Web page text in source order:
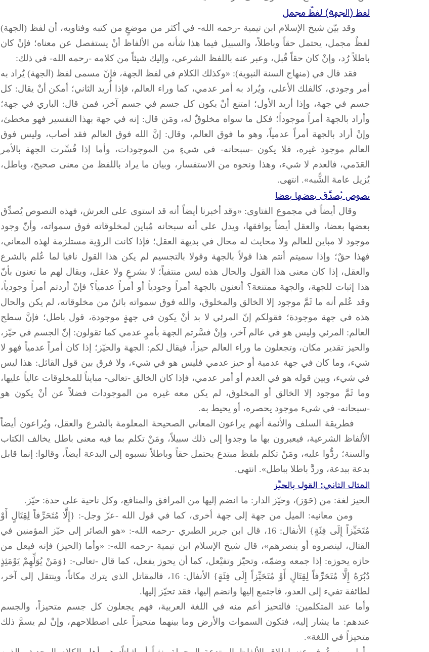
لفظ (الجهة) لفظٌ مجمل
وقد بيّن شيخ الإسلام ابن تيمية -رحمه الله- في أكثر من موضعٍ من كتبه وفتاويه، أن لفظ (الجهة)
لفظٌ مجمل، يحتمل حقاً وباطلاً، والسبيل فيما هذا شأنه من الألفاظ أنْ يستفصل عن معناه؛ فإنْ كان
باطلاً رُد، وإنْ كان حقاً قُبل، وعبر عنه باللفظ الشرعي، وإليك شيئاً من كلامه -رحمه الله- في ذلك:
فقد قال في (منهاج السنة النبوية): «وكذلك الكلام في لفظ الجهة، فإنّ مسمى لفظ (الجهة) يُراد به
أمر وجودي، كالفلك الأعلى، ويُراد به أمر عدمي، كما وراء العالم، فإذا أُريد الثاني؛ أمكن أنْ يقال: كل
جسم في جهة، وإذا أريد الأول؛ امتنع أنْ يكون كل جسم في جسم آخر، فمن قال: الباري في جهة؛
وأراد بالجهة أمراً موجوداً؛ فكل ما سواه مخلوقٌ له، ومَن قال: إنه في جهة بهذا التفسير فهو مخطئ،
وإنْ أراد بالجهة أمراً عدمياً، وهو ما فوق العالم، وقال: إنَّ الله فوق العالم فقد أصاب، وليس فوق
العالم موجود غيره، فلا يكون -سبحانه- في شيءٍ من الموجودات، وأما إذا فُسِّرت الجهة بالأمر
العَدَمي، فالعدم لا شيء، وهذا ونحوه من الاستفسار، وبيان ما يراد باللفظ من معنى صحيح، وباطل،
يُزيل عامة الشًّبه». انتهى.
نصوص يُصدِّق بعضها بعضا
وقال أيضاً في مجموع الفتاوى: «وقد أخبرنا أيضاً أنه قد استوى على العرش، فهذه النصوص يُصدِّق
بعضها بعضا، والعقل أيضاً يوافقها، ويدل على أنه سبحانه مُباين لمخلوقاته فوق سمواته، وأنّ وجود
موجود لا مباين للعالم ولا محايث له محال في بديهة العقل؛ فإذا كانت الرؤية مستلزمة لهذه المعاني،
فهذا حقٌ؛ وإذا سميتم أنتم هذا قولاً بالجهة وقولا بالتجسيم لم يكن هذا القول نافيا لما عُلم بالشرع
والعقل، إذا كان معنى هذا القول والحال هذه ليس منتفياً؛ لا بشرعٍ ولا عقل، ويقال لهم ما تعنون بأنّ
هذا إثبات للجهة، والجهة ممتنعة؟ أتعنون بالجهة أمراً وجودياً أو أمراً عدمياً؟ فإنْ أردتم أمراً وجودياً،
وقد عُلم أنه ما ثَمَّ موجود إلا الخالق والمخلوق، والله فوق سمواته بائنٌ من مخلوقاته، لم يكن والحال
هذه في جهة موجودة؛ فقولكم إنّ المرئي لا بد أنْ يكون في جهةٍ موجودة، قول باطل؛ فإنَّ سطح
العالم: المرئي وليس هو في عالم آخر، وإنْ فسَّرتم الجهة بأمرٍ عدمي كما تقولون: إنّ الجسم في حيّز،
والحيز تقدير مكان، وتجعلون ما وراء العالم حيزاً، فيقال لكم: الجهة والحيّز؛ إذا كان أمراً عدمياً فهو لا
شيء، وما كان في جهة عدمية أو حيز عدمي فليس هو في شيء، ولا فرق بين قول القائل: هذا ليس
في شيء، وبين قوله هو في العدم أو أمر عدمي، فإذا كان الخالق -تعالى- مبايناً للمخلوقات عالياً عليها،
وما ثَمَّ موجود إلا الخالق أو المخلوق، لم يكن معه غيره من الموجودات فضلاً عن أنْ يكون هو
-سبحانه- في شيء موجود يحصره، أو يحيط به.
فطريقة السلف والأئمة أنهم يراعون المعاني الصحيحة المعلومة بالشرع والعقل، ويُراعون أيضاً
الألفاظ الشرعية، فيعبرون بها ما وجدوا إلى ذلك سبيلاً، ومَنْ تكلم بما فيه معنى باطل يخالف الكتاب
والسنة؛ ردُّوا عليه، ومَنْ تكلم بلفظ مبتدع يحتمل حقاً وباطلاً نسبوه إلى البدعة أيضاً، وقالوا: إنما قابل
بدعة ببدعة، وردَّ باطلا بباطل». انتهى.
المثال الثاني: القول بالحيِّز
الحيز لغة: من (حَوَز)، وحيّز الدار: ما انضم إليها من المرافق والمنافع، وكل ناحية على حدة: حيّز.
ومن معانيه: الميل من جهة إلى جهة أخرى، كما في قول الله -عزّ وجل-: {إِلَّا مُتَحَرِّفاً لِقِتَالٍ أَوْ
مُتَحَيِّزاً إِلَى فِئَةٍ} الأنفال: 16، قال ابن جرير الطبري -رحمه الله-: «هو الصائر إلى حيّز المؤمنين في
القتال، لينصروه أو ينصرهم»، قال شيخ الإسلام ابن تيمية -رحمه الله-: «وأما (الحيز) فإنه فيعل من
حازه يحوزه: إذا جمعه وضمّه، وتحيّز وتفيْعل، كما أن يحوز يفعل، كما قال -تعالى-: {وَمَنْ يُوَلِّهِمْ يَوْمَئِذٍ
دُبُرَهُ إِلَّا مُتَحَرِّفاً لِقِتَالٍ أَوْ مُتَحَيِّزاً إِلَى فِئَةٍ} الأنفال: 16، فالمقاتل الذي يترك مكاناً، وينتقل إلى آخر،
لطائفة تفيء إلى العدو، فاجتمع إليها وانضم إليها، فقد تحيّز إليها.
وأما عند المتكلمين: فالتحيز أعم منه في اللغة العربية، فهم يجعلون كل جسم متحيزاً، والجسم
عندهم: ما يشار إليه، فتكون السموات والأرض وما بينهما متحيزاً على اصطلاحهم، وإنْ لم يسمَّ ذلك
متحيزاً في اللغة».